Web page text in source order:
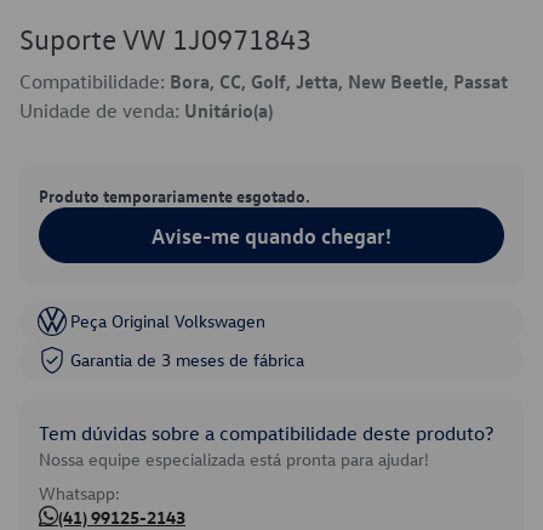
Suporte VW 1J0971843
Compatibilidade: Bora, CC, Golf, Jetta, New Beetle, Passat
Unidade de venda: Unitário(a)
Produto temporariamente esgotado.
Avise-me quando chegar!
Peça Original Volkswagen
Garantia de 3 meses de fábrica
Tem dúvidas sobre a compatibilidade deste produto?
Nossa equipe especializada está pronta para ajudar!
Whatsapp:
(41) 99125-2143